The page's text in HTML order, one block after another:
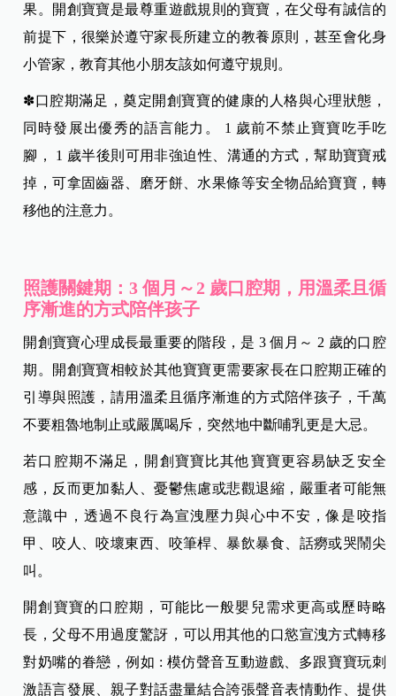
果。開創寶寶是最尊重遊戲規則的寶寶，在父母有誠信的
前提下，很樂於遵守家長所建立的教養原則，甚至會化身
小管家，教育其他小朋友該如何遵守規則。
✽口腔期滿足，奠定開創寶寶的健康的人格與心理狀態，
同時發展出優秀的語言能力。 1 歲前不禁止寶寶吃手吃
腳， 1 歲半後則可用非強迫性、溝通的方式，幫助寶寶戒
掉，可拿固齒器、磨牙餅、水果條等安全物品給寶寶，轉
移他的注意力。
照護關鍵期：3 個月～2 歲口腔期，用溫柔且循
序漸進的方式陪伴孩子
開創寶寶心理成長最重要的階段，是 3 個月～ 2 歲的口腔
期。開創寶寶相較於其他寶寶更需要家長在口腔期正確的
引導與照護，請用溫柔且循序漸進的方式陪伴孩子，千萬
不要粗魯地制止或嚴厲喝斥，突然地中斷哺乳更是大忌。
若口腔期不滿足，開創寶寶比其他寶寶更容易缺乏安全
感，反而更加黏人、憂鬱焦慮或悲觀退縮，嚴重者可能無
意識中，透過不良行為宣洩壓力與心中不安，像是咬指
甲、咬人、咬壞東西、咬筆桿、暴飲暴食、話癆或哭鬧尖
叫。
開創寶寶的口腔期，可能比一般嬰兒需求更高或歷時略
長，父母不用過度驚訝，可以用其他的口慾宣洩方式轉移
對奶嘴的眷戀，例如 : 模仿聲音互動遊戲、多跟寶寶玩刺
激語言發展、親子對話盡量結合誇張聲音表情動作、提供